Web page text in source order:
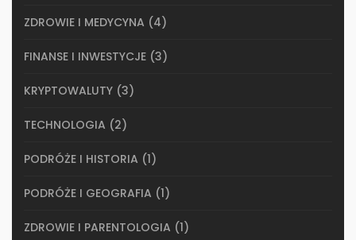
ZDROWIE I MEDYCYNA (4)
FINANSE I INWESTYCJE (3)
KRYPTOWALUTY (3)
TECHNOLOGIA (2)
PODRÓŻE I HISTORIA (1)
PODRÓŻE I GEOGRAFIA (1)
ZDROWIE I PARENTOLOGIA (1)